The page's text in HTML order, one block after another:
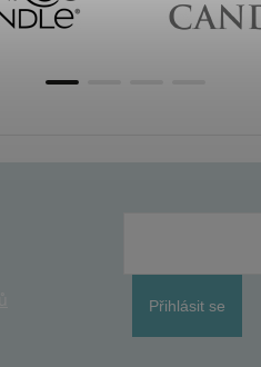
Přihlásit se